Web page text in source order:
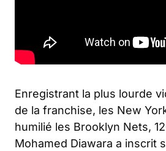
Enregistrant la plus lourde
de la franchise, les New
humilié les Brooklyn Nets,
Mohamed Diawara a inscrit